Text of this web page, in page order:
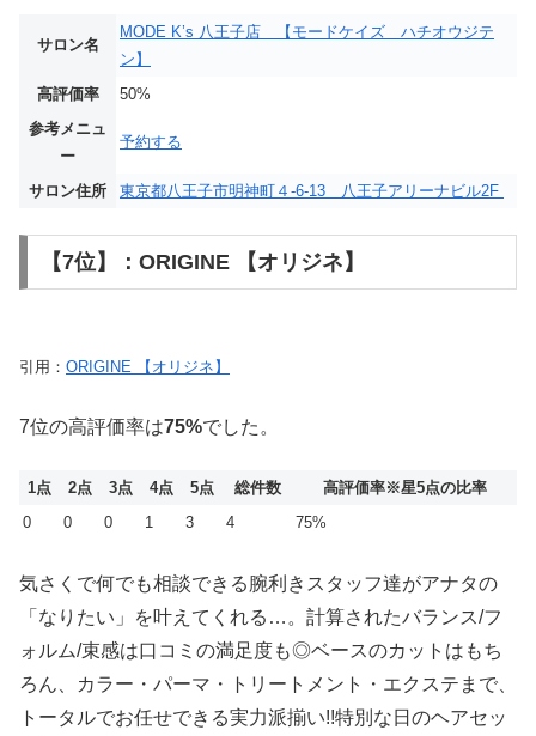
サロン名
MODE K’s 八王子店 【モードケイズ ハチオウジテ
ン】
高評価率
50%
参考メニュ
ー
予約する
サロン住所 東京都八王子市明神町４-6-13 八王子アリーナビル2F
【7位】：ORIGINE 【オリジネ】
引用： ORIGINE 【オリジネ】
7位の高評価率は75%でした。
1点 2点 3点 4点 5点 総件数 高評価率※星5点の比率
0
0 0 1 3 4 75%
気さくで何でも相談できる腕利きスタッフ達がアナタの
「なりたい」を叶えてくれる…。計算されたバランス/フ
ォルム/束感は口コミの満足度も◎ベースのカットはもち
ろん、カラー・パーマ・トリートメント・エクステまで、
トータルでお任せできる実力派揃い!!特別な日のヘアセッ